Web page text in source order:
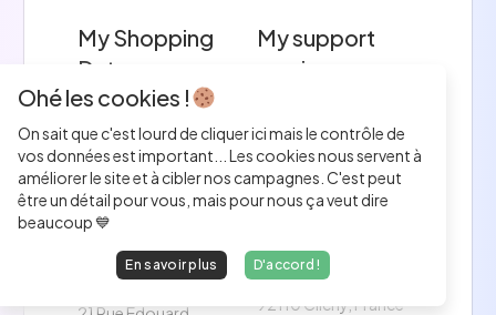
My Shopping
Date
Entreprise finale
Londres, Royaume-
Uni
My support
services
64 Rue Raymond IV,
31000 Toulouse,
France
My-Serious-
Game
Entreprise finale
15 Rue du 8 Mai 1945,
92110 Clichy, France
Ohé les cookies !
On sait que c'est lourd de cliquer ici mais le contrôle de
vos données est important... Les cookies nous servent à
améliorer le site et à cibler nos campagnes. C'est peut
être un détail pour vous, mais pour nous ça veut dire
beaucoup 💙
En savoir plus D'accord !